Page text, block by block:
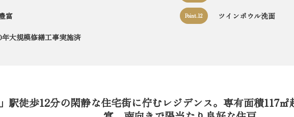
富 Point.12 ツインボウル洗面
大規模修繕工事実施済
」駅徒歩12分の閑静な住宅街に佇むレジデンス。専有面積117